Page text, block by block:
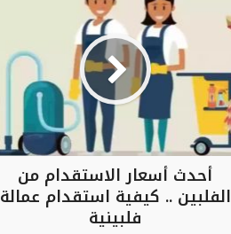
أحدث أسعار الاستقدام من
الفلبين .. كيفية استقدام عمالة
فلبينية